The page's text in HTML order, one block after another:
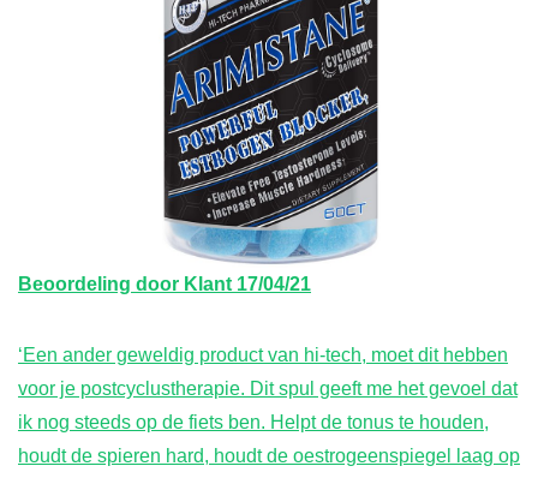
Beoordeling door Klant 17/04/21
‘Een ander geweldig product van hi-tech, moet dit hebben
voor je postcyclustherapie. Dit spul geeft me het gevoel dat
ik nog steeds op de fiets ben. Helpt de tonus te houden,
houdt de spieren hard, houdt de oestrogeenspiegel laag op